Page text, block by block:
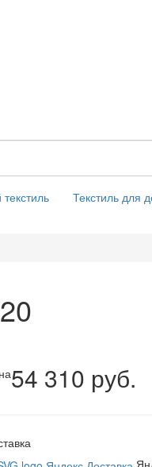
Текстиль для
54 310 руб.